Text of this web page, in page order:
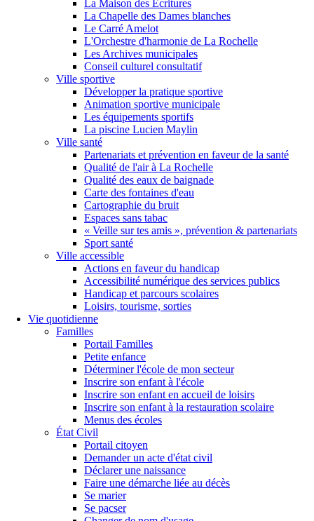
La Maison des Écritures
La Chapelle des Dames blanches
Le Carré Amelot
L'Orchestre d'harmonie de La Rochelle
Les Archives municipales
Conseil culturel consultatif
Ville sportive
Développer la pratique sportive
Animation sportive municipale
Les équipements sportifs
La piscine Lucien Maylin
Ville santé
Partenariats et prévention en faveur de la santé
Qualité de l'air à La Rochelle
Qualité des eaux de baignade
Carte des fontaines d'eau
Cartographie du bruit
Espaces sans tabac
« Veille sur tes amis », prévention & partenariats
Sport santé
Ville accessible
Actions en faveur du handicap
Accessibilité numérique des services publics
Handicap et parcours scolaires
Loisirs, tourisme, sorties
Vie quotidienne
Familles
Portail Familles
Petite enfance
Déterminer l'école de mon secteur
Inscrire son enfant à l'école
Inscrire son enfant en accueil de loisirs
Inscrire son enfant à la restauration scolaire
Menus des écoles
État Civil
Portail citoyen
Demander un acte d'état civil
Déclarer une naissance
Faire une démarche liée au décès
Se marier
Se pacser